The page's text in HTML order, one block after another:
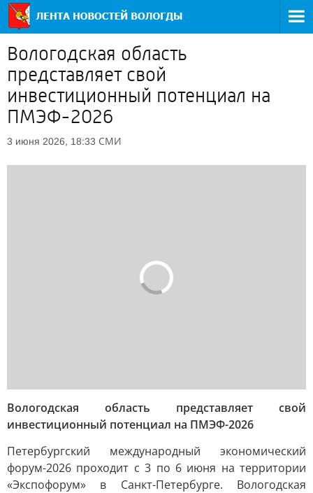
Вологодская область
представляет свой
инвестиционный потенциал на
ПМЭФ-2026
3 июня 2026, 18:33 СМИ
Вологодская область представляет свой
инвестиционный потенциал на ПМЭФ-2026
Петербургский международный экономический
форум-2026 проходит с 3 по 6 июня на территории
«Экспофорум» в Санкт-Петербурге. Вологодская